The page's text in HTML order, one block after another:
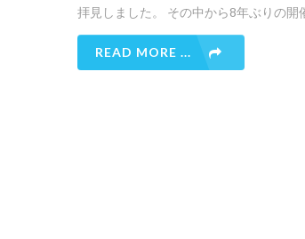
拝見しました。 その中から8年ぶりの
READ MORE ...